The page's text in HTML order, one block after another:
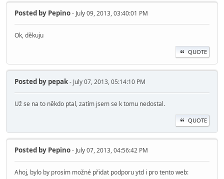
Posted by Pepino- July 09, 2013, 03:40:01 PM
Ok, děkuju
QUOTE
Posted by pepak- July 07, 2013, 05:14:10 PM
Už se na to někdo ptal, zatím jsem se k tomu nedostal.
QUOTE
Posted by Pepino- July 07, 2013, 04:56:42 PM
Ahoj, bylo by prosím možné přidat podporu ytd i pro tento web: